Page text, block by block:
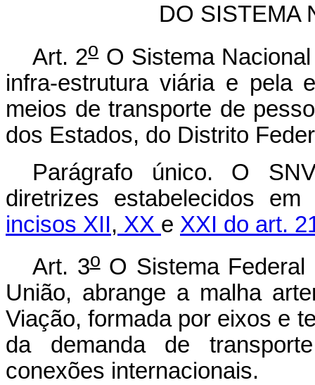
DO SISTEMA
Art. 2oO Sistema
infra-estrutura viária e pela
meios de transporte de
dos Estados, do Distrito
Parágrafo único. O
diretrizes estabelecidos
incisos XII, XX e XXI do art.
Art. 3oO Sistema Federal
União, abrange a malha
Viação, formada por eixos e
da demanda de
conexões internacionais.